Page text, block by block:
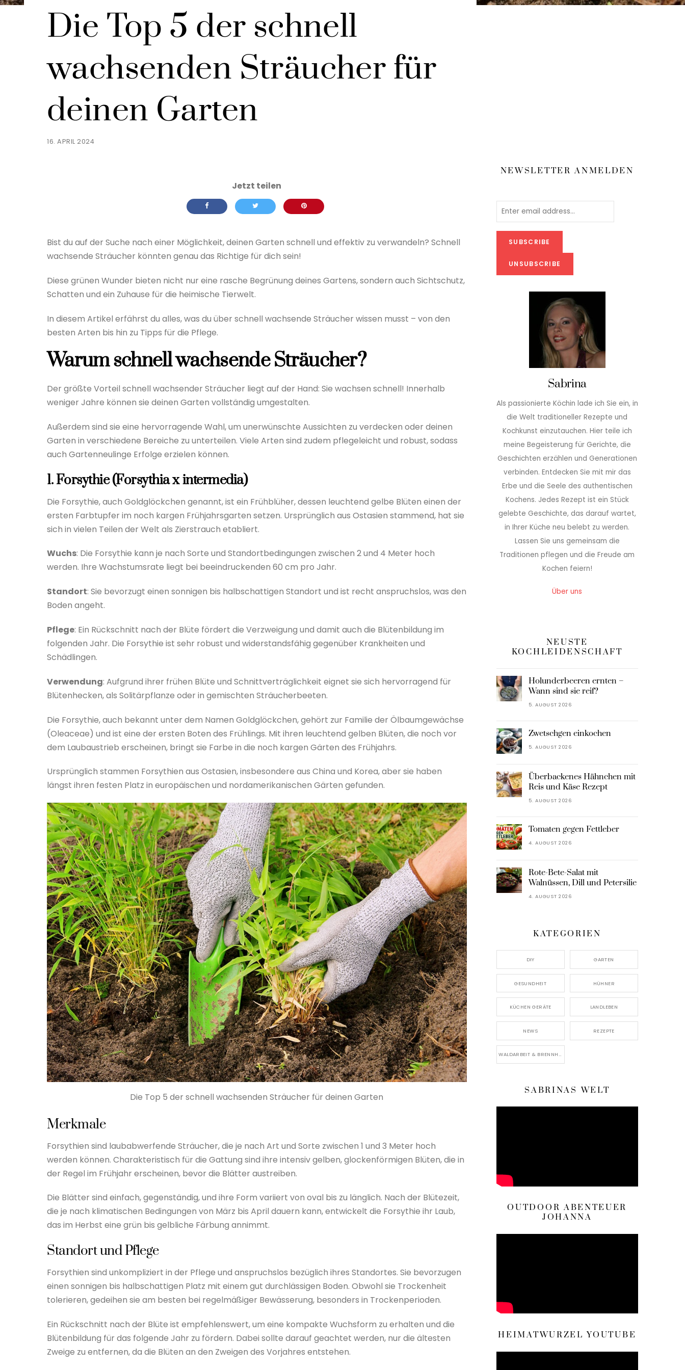
16. APRIL 2024
Die Top 5 der schnell
wachsenden Sträucher für
deinen Garten
Bist du auf der Suche nach einer Möglichkeit, deinen Garten schnell und effektiv zu verwandeln? Schnell
wachsende Sträucher könnten genau das Richtige für dich sein!
Diese grünen Wunder bieten nicht nur eine rasche Begrünung deines Gartens, sondern auch Sichtschutz,
Schatten und ein Zuhause für die heimische Tierwelt.
In diesem Artikel erfährst du alles, was du über schnell wachsende Sträucher wissen musst – von den
besten Arten bis hin zu Tipps für die Pflege.
Warum schnell wachsende Sträucher?
Der größte Vorteil schnell wachsender Sträucher liegt auf der Hand: Sie wachsen schnell! Innerhalb
weniger Jahre können sie deinen Garten vollständig umgestalten.
Außerdem sind sie eine hervorragende Wahl, um unerwünschte Aussichten zu verdecken oder deinen
Garten in verschiedene Bereiche zu unterteilen. Viele Arten sind zudem pflegeleicht und robust, sodass
auch Gartenneulinge Erfolge erzielen können.
1. Forsythie (Forsythia x intermedia)
Die Forsythie, auch Goldglöckchen genannt, ist ein Frühblüher, dessen leuchtend gelbe Blüten einen der
ersten Farbtupfer im noch kargen Frühjahrsgarten setzen. Ursprünglich aus Ostasien stammend, hat sie
sich in vielen Teilen der Welt als Zierstrauch etabliert.
Wuchs: Die Forsythie kann je nach Sorte und Standortbedingungen zwischen 2 und 4 Meter hoch
werden. Ihre Wachstumsrate liegt bei beeindruckenden 60 cm pro Jahr.
Standort: Sie bevorzugt einen sonnigen bis halbschattigen Standort und ist recht anspruchslos, was den
Boden angeht.
Pflege: Ein Rückschnitt nach der Blüte fördert die Verzweigung und damit auch die Blütenbildung im
folgenden Jahr. Die Forsythie ist sehr robust und widerstandsfähig gegenüber Krankheiten und
Schädlingen.
Verwendung: Aufgrund ihrer frühen Blüte und Schnittverträglichkeit eignet sie sich hervorragend für
Blütenhecken, als Solitärpflanze oder in gemischten Sträucherbeeten.
Die Forsythie, auch bekannt unter dem Namen Goldglöckchen, gehört zur Familie der Ölbaumgewächse
(Oleaceae) und ist eine der ersten Boten des Frühlings. Mit ihren leuchtend gelben Blüten, die noch vor
dem Laubaustrieb erscheinen, bringt sie Farbe in die noch kargen Gärten des Frühjahrs.
Ursprünglich stammen Forsythien aus Ostasien, insbesondere aus China und Korea, aber sie haben
längst ihren festen Platz in europäischen und nordamerikanischen Gärten gefunden.
Die Top 5 der schnell wachsenden Sträucher für deinen Garten
Merkmale
Forsythien sind laubabwerfende Sträucher, die je nach Art und Sorte zwischen 1 und 3 Meter hoch
werden können. Charakteristisch für die Gattung sind ihre intensiv gelben, glockenförmigen Blüten, die in
der Regel im Frühjahr erscheinen, bevor die Blätter austreiben.
Die Blätter sind einfach, gegenständig, und ihre Form variiert von oval bis zu länglich. Nach der Blütezeit,
die je nach klimatischen Bedingungen von März bis April dauern kann, entwickelt die Forsythie ihr Laub,
das im Herbst eine grün bis gelbliche Färbung annimmt.
Standort und Pflege
Forsythien sind unkompliziert in der Pflege und anspruchslos bezüglich ihres Standortes. Sie bevorzugen
einen sonnigen bis halbschattigen Platz mit einem gut durchlässigen Boden. Obwohl sie Trockenheit
tolerieren, gedeihen sie am besten bei regelmäßiger Bewässerung, besonders in Trockenperioden.
Ein Rückschnitt nach der Blüte ist empfehlenswert, um eine kompakte Wuchsform zu erhalten und die
Blütenbildung für das folgende Jahr zu fördern. Dabei sollte darauf geachtet werden, nur die ältesten
Zweige zu entfernen, da die Blüten an den Zweigen des Vorjahres entstehen.
NEWSLETTER ANMELDEN
Sabrina
Als passionierte Köchin lade ich Sie ein, in
die Welt traditioneller Rezepte und
Kochkunst einzutauchen. Hier teile ich
meine Begeisterung für Gerichte, die
Geschichten erzählen und Generationen
verbinden. Entdecken Sie mit mir das
Erbe und die Seele des authentischen
Kochens. Jedes Rezept ist ein Stück
gelebte Geschichte, das darauf wartet,
in Ihrer Küche neu belebt zu werden.
Lassen Sie uns gemeinsam die
Traditionen pflegen und die Freude am
Kochen feiern!
Über uns
NEUSTE
KOCHLEIDENSCHAFT
Holunderbeeren ernten –
Wann sind sie reif?
5. AUGUST 2026
Zwetschgen einkochen
5. AUGUST 2026
Überbackenes Hähnchen mit
Reis und Käse Rezept
5. AUGUST 2026
Tomaten gegen Fettleber
4. AUGUST 2026
Rote-Bete-Salat mit
Walnüssen, Dill und Petersilie
4. AUGUST 2026
KATEGORIEN
DIY GARTEN
GESUNDHEIT HÜHNER
KÜCHEN GERÄTE LANDLEBEN
NEWS REZEPTE
WALDARBEIT & BRENNHOLZ
SABRINAS WELT
OUTDOOR ABENTEUER
JOHANNA
HEIMATWURZEL YOUTUBE